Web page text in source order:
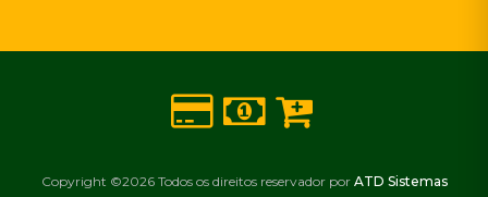
Copyright ©2026 Todos os direitos reservador por ATD Sistemas